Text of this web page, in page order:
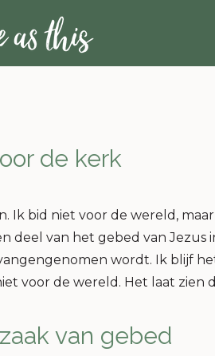
de kerk
Ik bid niet voor de wereld,
deel van het gebed van Jezus
wordt. Ik blijf
voor de wereld. Het laat zien
van gebed